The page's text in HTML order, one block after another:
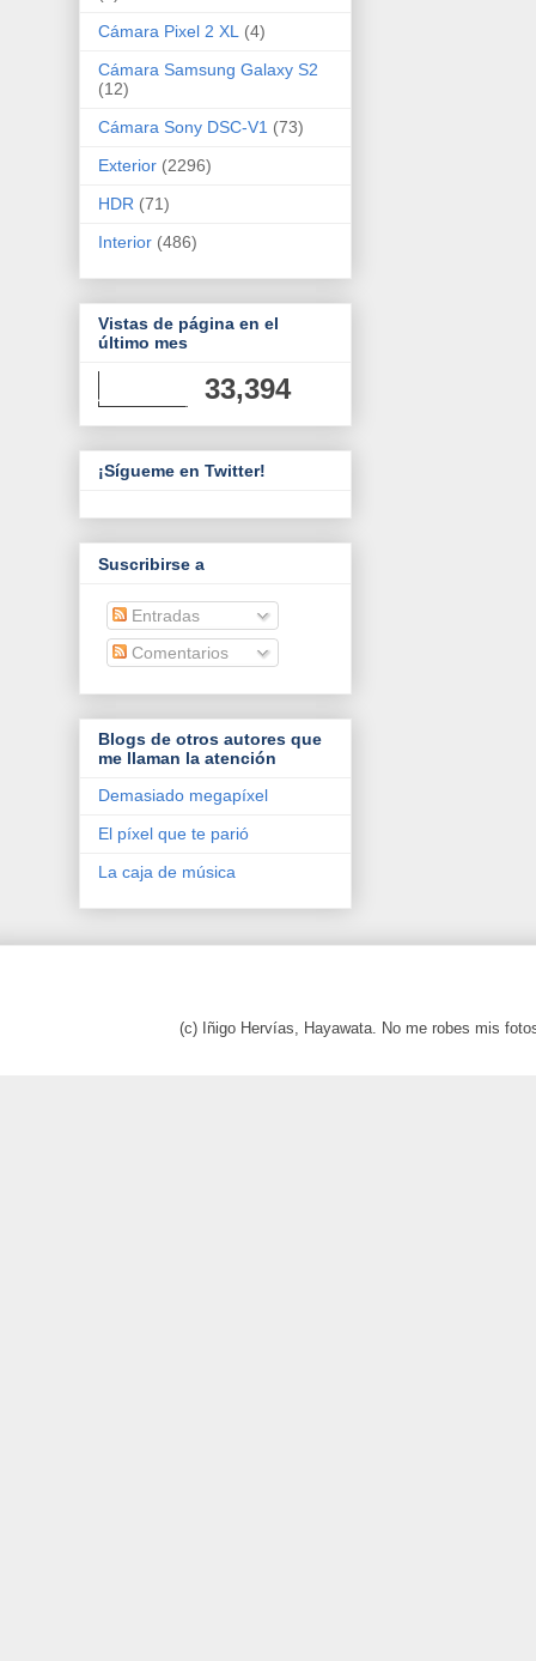
Cámara Pixel 2 XL
(4)
Cámara Samsung Galaxy S2
(12)
Cámara Sony DSC-V1 (73)
Exterior (2296)
HDR (71)
Interior (486)
Vistas de página en el
último mes
33,394
¡Sígueme en Twitter!
Suscribirse a
Entradas
Comentarios
Blogs de otros autores que
me llaman la atención
Demasiado megapíxel
El píxel que te parió
La caja de música
(c) Iñigo Hervías, Hayawata. No me robes mis